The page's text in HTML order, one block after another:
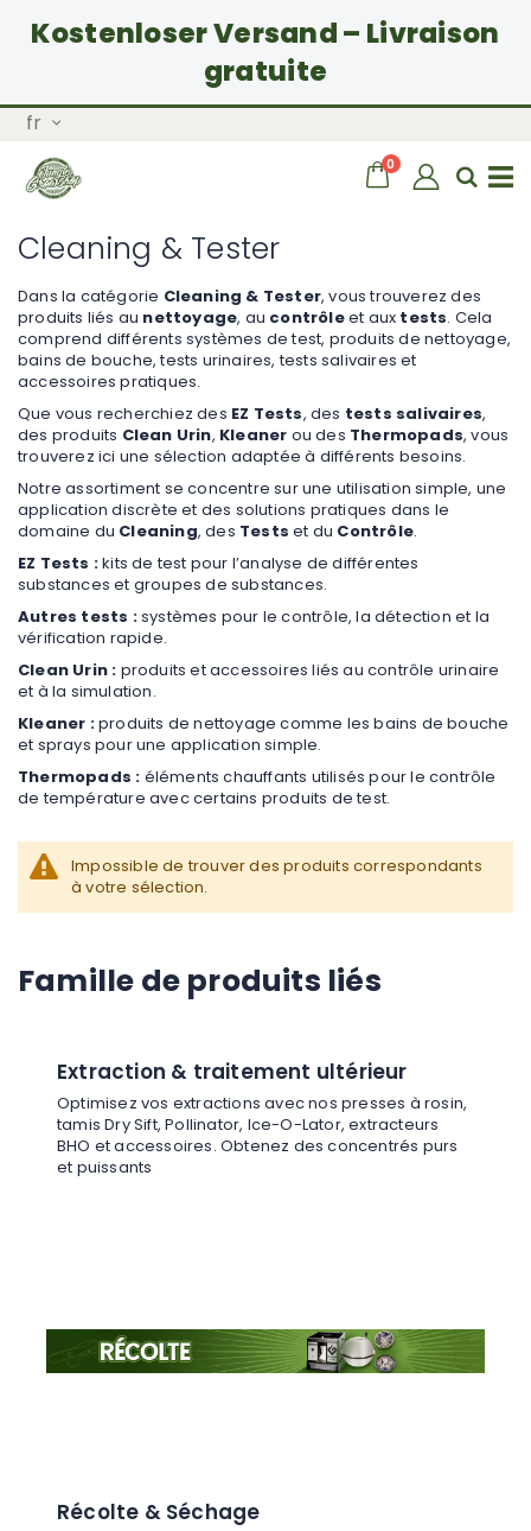
Kostenloser Versand – Livraison
gratuite
Allez
contenu
Langue
fr
Chariot
0 articles
Cleaning & Tester
Dans la catégorie Cleaning & Tester, vous trouverez des
produits liés au nettoyage, au contrôleet aux tests. Cela
comprend différents systèmes de test, produits de nettoyage,
bains de bouche, tests urinaires, tests salivaires et
accessoires pratiques.
Que vous recherchiez des EZ Tests, des tests salivaires,
des produits Clean Urin, Kleaner ou des Thermopads, vous
trouverez ici une sélection adaptée à différents besoins.
Notre assortiment se concentre sur une utilisation simple, une
application discrète et des solutions pratiques dans le
domaine du Cleaning, des Tests et du Contrôle.
EZ Tests :kits de test pour l’analyse de différentes
substances et groupes de substances.
Autres tests :systèmes pour le contrôle, la détection et la
vérification rapide.
Clean Urin : produits et accessoires liés au contrôle urinaire
et à la simulation.
Kleaner :produits de nettoyage comme les bains de bouche
et sprays pour une application simple.
Thermopads : éléments chauffants utilisés pour le contrôle
de température avec certains produits de test.
Impossible de trouver des produits correspondants
à votre sélection.
Famille de produits liés
Extraction & traitement ultérieur
Optimisez vos extractions avec nos presses à rosin,
tamis Dry Sift, Pollinator, Ice-O-Lator, extracteurs
BHO et accessoires. Obtenez des concentrés purs
et puissants
Récolte & Séchage